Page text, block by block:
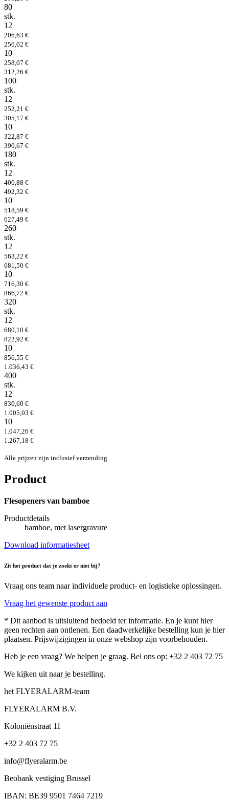
80
stk.
12
206,63 €
250,02 €
10
258,07 €
312,26 €
100
stk.
12
252,21 €
305,17 €
10
322,87 €
390,67 €
180
stk.
12
406,88 €
492,32 €
10
518,59 €
627,49 €
260
stk.
12
563,22 €
681,50 €
10
716,30 €
866,72 €
320
stk.
12
680,10 €
822,92 €
10
856,55 €
1.036,43 €
400
stk.
12
830,60 €
1.005,03 €
10
1.047,26 €
1.267,18 €
Alle prijzen zijn inclusief verzending.
Product
Flesopeners van bamboe
Productdetails
bamboe, met lasergravure
Download informatiesheet
Zit het product dat je zoekt er niet bij?
Vraag ons team naar individuele product- en logistieke oplossingen.
Vraag het gewenste product aan
* Dit aanbod is uitsluitend bedoeld ter informatie. En je kunt hier
geen rechten aan ontlenen. Een daadwerkelijke bestelling kun je hier
plaatsen. Prijswijzigingen in onze webshop zijn voorbehouden.
Heb je een vraag? We helpen je graag. Bel ons op: +32 2 403 72 75
We kijken uit naar je bestelling.
het FLYERALARM-team
FLYERALARM B.V.
Koloniënstraat 11
+32 2 403 72 75
info@flyeralarm.be
Beobank vestiging Brussel
IBAN: BE39 9501 7464 7219